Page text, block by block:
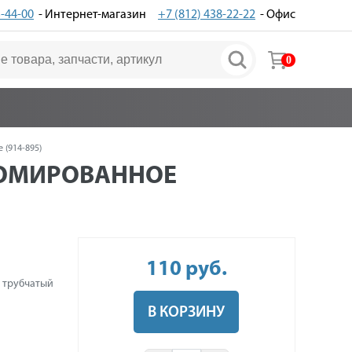
44-00 - Интернет-магазин +7 (812) 438-22-22 - Офис
0
(914-895)
110 руб.
В КОРЗИНУ